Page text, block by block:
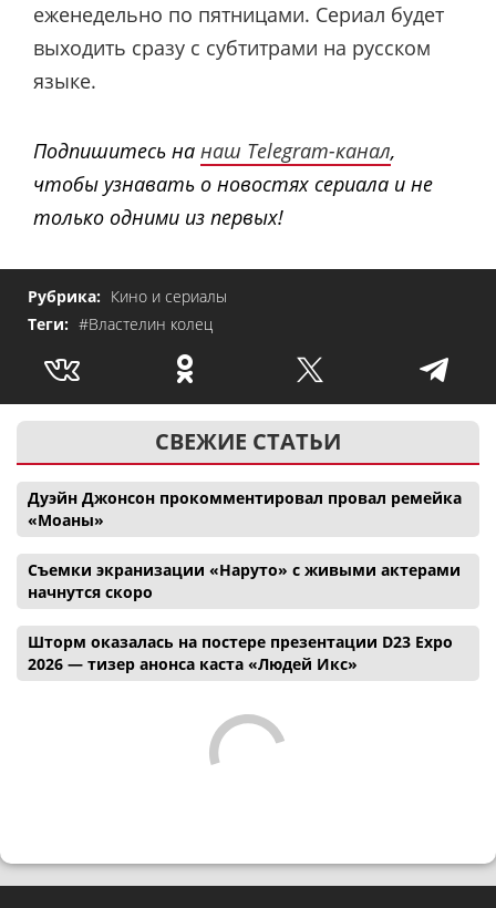
еженедельно по пятницами. Сериал будет
выходить сразу с субтитрами на русском
языке.
Подпишитесь на наш Telegram-канал,
чтобы узнавать о новостях сериала и не
только одними из первых!
Рубрика: Кино и сериалы
Теги: #Властелин колец
СВЕЖИЕ СТАТЬИ
Дуэйн Джонсон прокомментировал провал ремейка
«Моаны»
Съемки экранизации «Наруто» с живыми актерами
начнутся скоро
Шторм оказалась на постере презентации D23 Expo
2026 — тизер анонса каста «Людей Икс»